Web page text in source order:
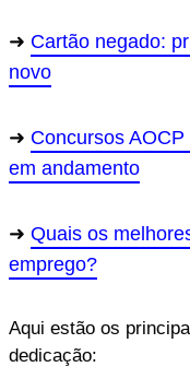
Cartão negado:
novo
Concursos
em andamento
Quais os
emprego?
Aqui estão os
dedicação: